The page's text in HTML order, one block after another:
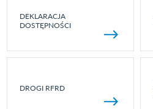
DEKLARACJA
DOSTĘPNOŚCI
DROGI RFRD